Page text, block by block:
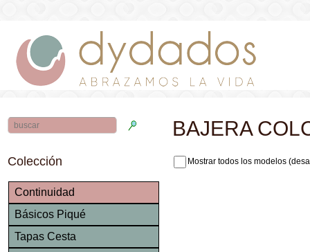
Colección
Continuidad
Básicos Piqué
Tapas Cesta
BAJERA
Mostrar todos los modelos